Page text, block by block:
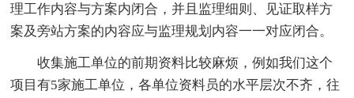
理工作内容与方案内闭合，并且监理细则、见证取样方
案及旁站方案的内容应与监理规划内容一一对应闭合。
收集施工单位的前期资料比较麻烦，例如我们这个
项目有5家施工单位，各单位资料员的水平层次不齐，往